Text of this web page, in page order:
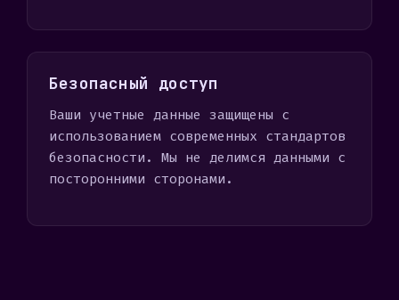
Безопасный доступ
Ваши учетные данные защищены с
использованием современных стандартов
безопасности. Мы не делимся данными с
посторонними сторонами.